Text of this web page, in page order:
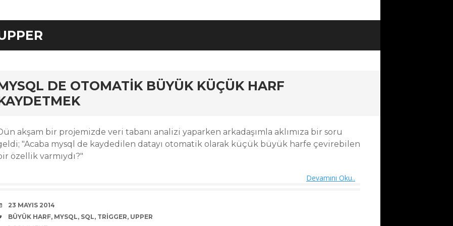
DE OTOMATIK BÜYÜK KÜÇÜK HARF
akşam bir projemizde veri tabanı analizi yaparken arkadaşımla aklımıza bir soru
"Acaba mysql de kaydedilen datayı otomatik olarak küçük büyük harfe çevirebilen
özellik varmıydı?"
Devamını Oku..
DATE
23 MAYIS 2014
TAGS
BÜYÜK HARF, MYSQL, SQL, TRIGGER, UPPER